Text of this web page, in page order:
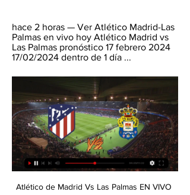
hace 2 horas — Ver Atlético Madrid-Las
Palmas en vivo hoy Atlético Madrid vs
Las Palmas pronóstico 17 febrero 2024
17/02/2024 dentro de 1 día ...
Atlético de Madrid Vs Las Palmas EN VIVO hace 49 minutos — Atlético de Madrid Vs Las Palmas EN VIVO: LaLiga de España ¿Dónde ver? Hora y canal de TV. Se juega la jornada 25 de LaLiga EA Sports de España.

Aprende el idioma inglés en línea con la UNAM; Cómo buscar mucho mejor en Google;. Barcelona, Champions League, Chelsea, Deportes, FC Barcelona, Futbol, Liverpool, Primera División de España, Real Madrid. El #FC Barcelona , con todo y su poderosa plantilla, fue eliminado dramáticamente de la #Champions League por el #AS. Leer más.

Amigos en esta oportunidad zonabase.net les trae el partido entre el Athletic Bilbao vs Barcelona en VIVO, juegan por los 8vos de la Copa del Rey, el partido inicia a las 04:00 pm y será transmitido en vivo y en directo por este medio en el canal de ESPN Dos partidos de vuelta de las […]

La San Martín se repartió los puntos con Alianza Universidad al empatar 1-1 en el Estadio Alberto Gallardo. Este encuentro se jugó por la fecha 08 del Torneo Apertura de la Liga1 Movistar. Jack Durán y Marcelo Olivera fueron los autores de los goles para sus respectivas escuadras.

En la cuarta jornada del triangular final de la Liga DIRECTV 2014-2, Piratas de Bogotá superó a Búcaros de Bucaramanga por 79 a 92. Tras la derrota, los de la ciudad bonita cedieron cualquier posibilidad de acceder al título y el campeón se definirá entre Guerreros y Piratas. El partido fue

El acto se celebró en Naciones Unidas Por Domingo Beriguete / El Caribe Acuerdo. República Dominicana instalará a la mayor brevedad una misión diplomática en Abu Dhabi.(Fuente externa) La República Dominicana estableció ayer formalmente sus relaciones diplomáticas con los Emiratos Árabes Unidos, una federación de siete estados situada.

El Patrón se hizo fuerte en Paraná: con gol de Lautaro Comas en el primer tiempo, #Patronato venció 1-0 a #Independiente por la #Fecha5 de la #Superliga, presentada por Quilmes Clásica.

Real Sociedad contra Vida - octubre 22, 2017 - Listados de TV y transmisión en línea en vivo, Resultados en vivo, Noticias y videos :: Live Soccer TV

El pívot de Guaros de Lara Pablo Machado y el base de Panteras de Miranda Kojo Mensah fueron sancionados con un partido de suspensión y. Guaiqueríes de Margarita consiguió su victoria 17 de la temporada y se puso más. A continuacion les informo las transmisiones por los diferentes canales de TV para los juegos de la LPB.

Las Palmas 2-1 Atlético: resultado, resumen y goles DIRECTO · ALINEACIONES · ESTADÍSTICAS · CRÓNICA. ¡Gracias por seguir la Empatan Las Palmas y Atlético de Madrid 0-0 en el Estadio Gran Canaria. Enfrentamiento ...

(Foto: SUMINISTRADA - EL NUEVO DÍA) 28 Feb 2018. integrado por Marco Fidel Castro y Carlos Andrés Yepes.. Además, este año la Fundación Musical entregará cd’s de la colección “Príncipes de la canción” a quienes adquieran dos boletas en platea.

Ese año, Gimnasia y Esgrima logró clasificarse para disputar la semifinal del «Campeonato Nacional» contra Rosario Central, quien había ocupado el primer puesto de la zona «A». Gimnasia y Esgrima por su parte había clasificado segundo en la zona «B», detrás de Chacarita Juniors.

Asunción, 4 feb (EFE).- Guaraní, Nacional y Deportivo Santaní fueron los únicos equipos en conseguir victorias este fin de semana en sus partidos de la primera fecha del torneo Apertura de Paraguay, que acabará el lunes, y se colocaron en los primero lugares de la clasificación. - Resultados

Universidad Nacional de Rio Negro. Sitio web de la empresa. Más de 500 contactos. Ve el perfil completo de Marcela Romero. ¡Es gratis! Tus colegas, tus compañeros de clase y 500 millones más de profesionales están en LinkedIn. Únete a LinkedIn Extracto. Gestión Ambiental Empresaria.

Los Acereros de Monclova anotaron seis carreras en la segunda entrada y se llevaron el triunfo 6-3 sobre los Sultanes de Monterrey este domingo en el último juego de la serie la cual fue ganada por los coahuilenses dos juegos a uno. Adam Quintana fue …

El zarauztarra de 34 años Iñigo Saiz Zubeldia inaugura exposición esta tarde en Torre Luzea. Será una muestra sobre Estambul, con fotografías captadas en el viaje que efectuó hace un par de años. Iñigo lleva cuatro años metido en el mundillo de la fotografía. «La fotografía fue un arte

Acereros de Monclova derrotaron 6 por 3 a Sultanes de Monterrey en el último juego de la serie, propinándole a «La Flecha» Chávez su primer revés de la campaña.

Atlético Madrid vs Las Palmas pronóstico 17 febrero 2024 dentro de 1 día — Puedes seguir los resultados en directo en nuestra página web. Encuentros presenciales y resultados recientes. Durante sus 9 encuentros, ...

Daniel Mollo, el enfurecido relator de Boca: escuchá cómo se "sacó" durante la derrota con Estudiantes. El periodista partidario de radio Cooperativa se despachó con una catarata de duras reflexiones contra el plantel de Carlos Bianchi, que perdió 3-1 ante el Pincha.

Las Palmas Atlético - - CD Unión Puerto del Rosario en Las Palmas Atlético C.D. Unión Puerto del Rosario marcadores en directo (y ver en vivo gratis video streaming en directo) comienza el 7 abr 2024 a las 13:00 ...

Central Córdoba tuvo una última temporada donde las cosas no anduvieron bien. Entre los conflictos institucionales y la baja respuesta futbolística, el equipo penó en la …

San Telmo dejó a Acassuso en la puerta del ascenso directo El Candombero ganó por 2-0 y no permitió que su rival sume puntos para entrar al grupo de los cuatro que no jugarían el reducido por un lugar en la Primera B Nacional.

Atletico Madrid vs Las Palmas en vivo online, en directo y En los últimos 9 encuentros, Atlético Madrid ha ganado 7 veces, ha habido 0 empates y UD Las Palmas ha ganado 2 veces. La diferencia de goles es de 23-6 a ...

Reaccionó Atlético de Rafaela con un golazo de Blondel desde afuera del área, al colocar la pelota en el ángulo derecho de un sorprendido Marinelli. Se volcó decidido el equipo del DT Walter Otta al campo contrario, con más empuje que ideas. Tigre soportó el asedio y …

Alianza Atletico vs Union Huaral el resultado en vivo en la liga 2 división peruana. Presentamos el resultado en vivo, la composición de los equipos antes del partido, los goleadores, las estadísticas y la tabla de posiciones

UD LAS PALMAS vs ATLÉTICO DE MADRID - Jornada 12 YouTube YouTube 2:31:05 YouTube Carrusel Deportivo 3 nov 2023 3 nov 2023

Atlético Madrid vs. Las Palmas: día, TV en vivo y horario para 3 nov 2023 — Atlético Madrid vs. Las Palmas: día, TV en vivo y horario para ver el partido por LaLiga. Este viernes se enfrentan Atlético Madrid y Las Palmas ...

El Museo Arturo Michelena tiene su sede en una casa de finales del siglo XVIII – inicios del siglo XIX, situada en la Parroquia La Pastora.. ESCUCHA EN VIVO LA VOZ DE LA FAN. DIRECCION DE ARMAMENTO DE LA FUERZA ARMADA NACIONAL (D.A.R.F.A). en San Mateo. Después de la Campaña Admirable de 1813, comandada por el Libertador Simón.

CA Defensores Unidos vs Deportivo Armenio el resultado en vivo en la liga En cuarto lugar de la liga argentina. Presentamos el resultado en vivo, la composición de los equipos antes del partido, los goleadores, las estadísticas y la tabla de posiciones

Live Stream Data Google Play. VIP.. Fútbol australiano Balonmano ⚽ Fútbol sala Tenis de mesa Snooker Bádminton Críquet. De Treffers v Rijnsburgse Boys -View: Holanda - Tweede Divisie:

Preparatoria en línea. Estudiar el bachillerato a distancia. ¿Por motivos de trabajo o tus hijos no has podido terminar la prepa? No importa cuál sea la razón, pero gracias muchas instituciones educativas que ofrecen sus servicios en línea, hoy podemos cursar nuestra educación media superior de una manera muy práctica y sencilla.

Si estás buscando como ver el juego de Monarcas de Morelia vs Club Puebla en línea minuto a minuto, las opciones pueden ser muchas, entre ellas va a estar como siempre Azteca y Televisa que tienen las coberturas más especializadas del deporte, aunque claro, hay otros que también hacen lo suyo.

Atlético Madrid - Las Palmas en vivo [[FÚTBOL hace 1 hora — Inicio Ver EN VIVO y en DIRECTO ONLINE por Movistar el UD 3 nov 2023 — Te contamos dónde ver en directo online el UD Las Palmas vs. Atlético ...

Encuentro entre el SD Ejea –RCD Espanyol B. Jornada con un total de tres goles por parte de los equipos aragoneses este domingo que tan solo han alcanzado una victoria. Los de Ander Garitano han conseguido imponerse al CD Alcoyano con un gol, mientras que el Ejea y el Teruel han tenido que conformarse con el empate..

(EFE)-- El Alavés, con su victoria en los minutos finales en el estadio de El Alcoraz de Huesca, aumentó su buena racha para volver a optar a los puestos de UEFA Champions League, a la vez que le complica la vida todavía más a un conjunto azulgrana al …

Lista de pagos de servicios en Scotia en línea ® Marca registrada de The Bank of Nova Scotia, utilizada bajo licencia. Créditos y Cuotas Academia Teocali - Liberia

Nestor Rafael Gimenez Florentin (Nacional Asunción) Scoreboard.com. Español; Bahasa Indonesia; Bahasa Melayu; Čeština; Dansk; Deutsch; English/Australia

Diablos Rojos del México - Sultanes de Monterrey: 3-13 (Norte, Sultanes lead 3-0) Guerreros de Oaxaca - Tigres de Quintana Roo: susp [#3] (Sur, Tigres lead 2-1)

El CD Colegios Diocesanos vuelve al Adolfo Suárez como segundo clasificado del Grupo A de la Regional de Aficionados. Una posición que, tal y como están las cosas, le permitiría ascender a Tercera División como mejor segundo de la categoría (25 puntos frente a …

Ver Atlético de Madrid VS Las Palmas EN VIVO Sigue aquí las incidencias del partido entre Atlético de Madrid y Las Palmas correspondiente a La liga española.

Unión Deportiva Las Palmas Welcome to the official YouTube channel of the Las Palmas Sports Union! udlaspalmas.esand 5 more links. Subscribe. Home. Videos. Shorts. Live. Playlists.

Elche Albacete 1 1 21 Sep 16.00h. Albacete Patacona 1 1 14 Sep 16.00h. T. Levante Albacete 2 2 8 Sep 17.30h. Albacete Roda 0 1 Última